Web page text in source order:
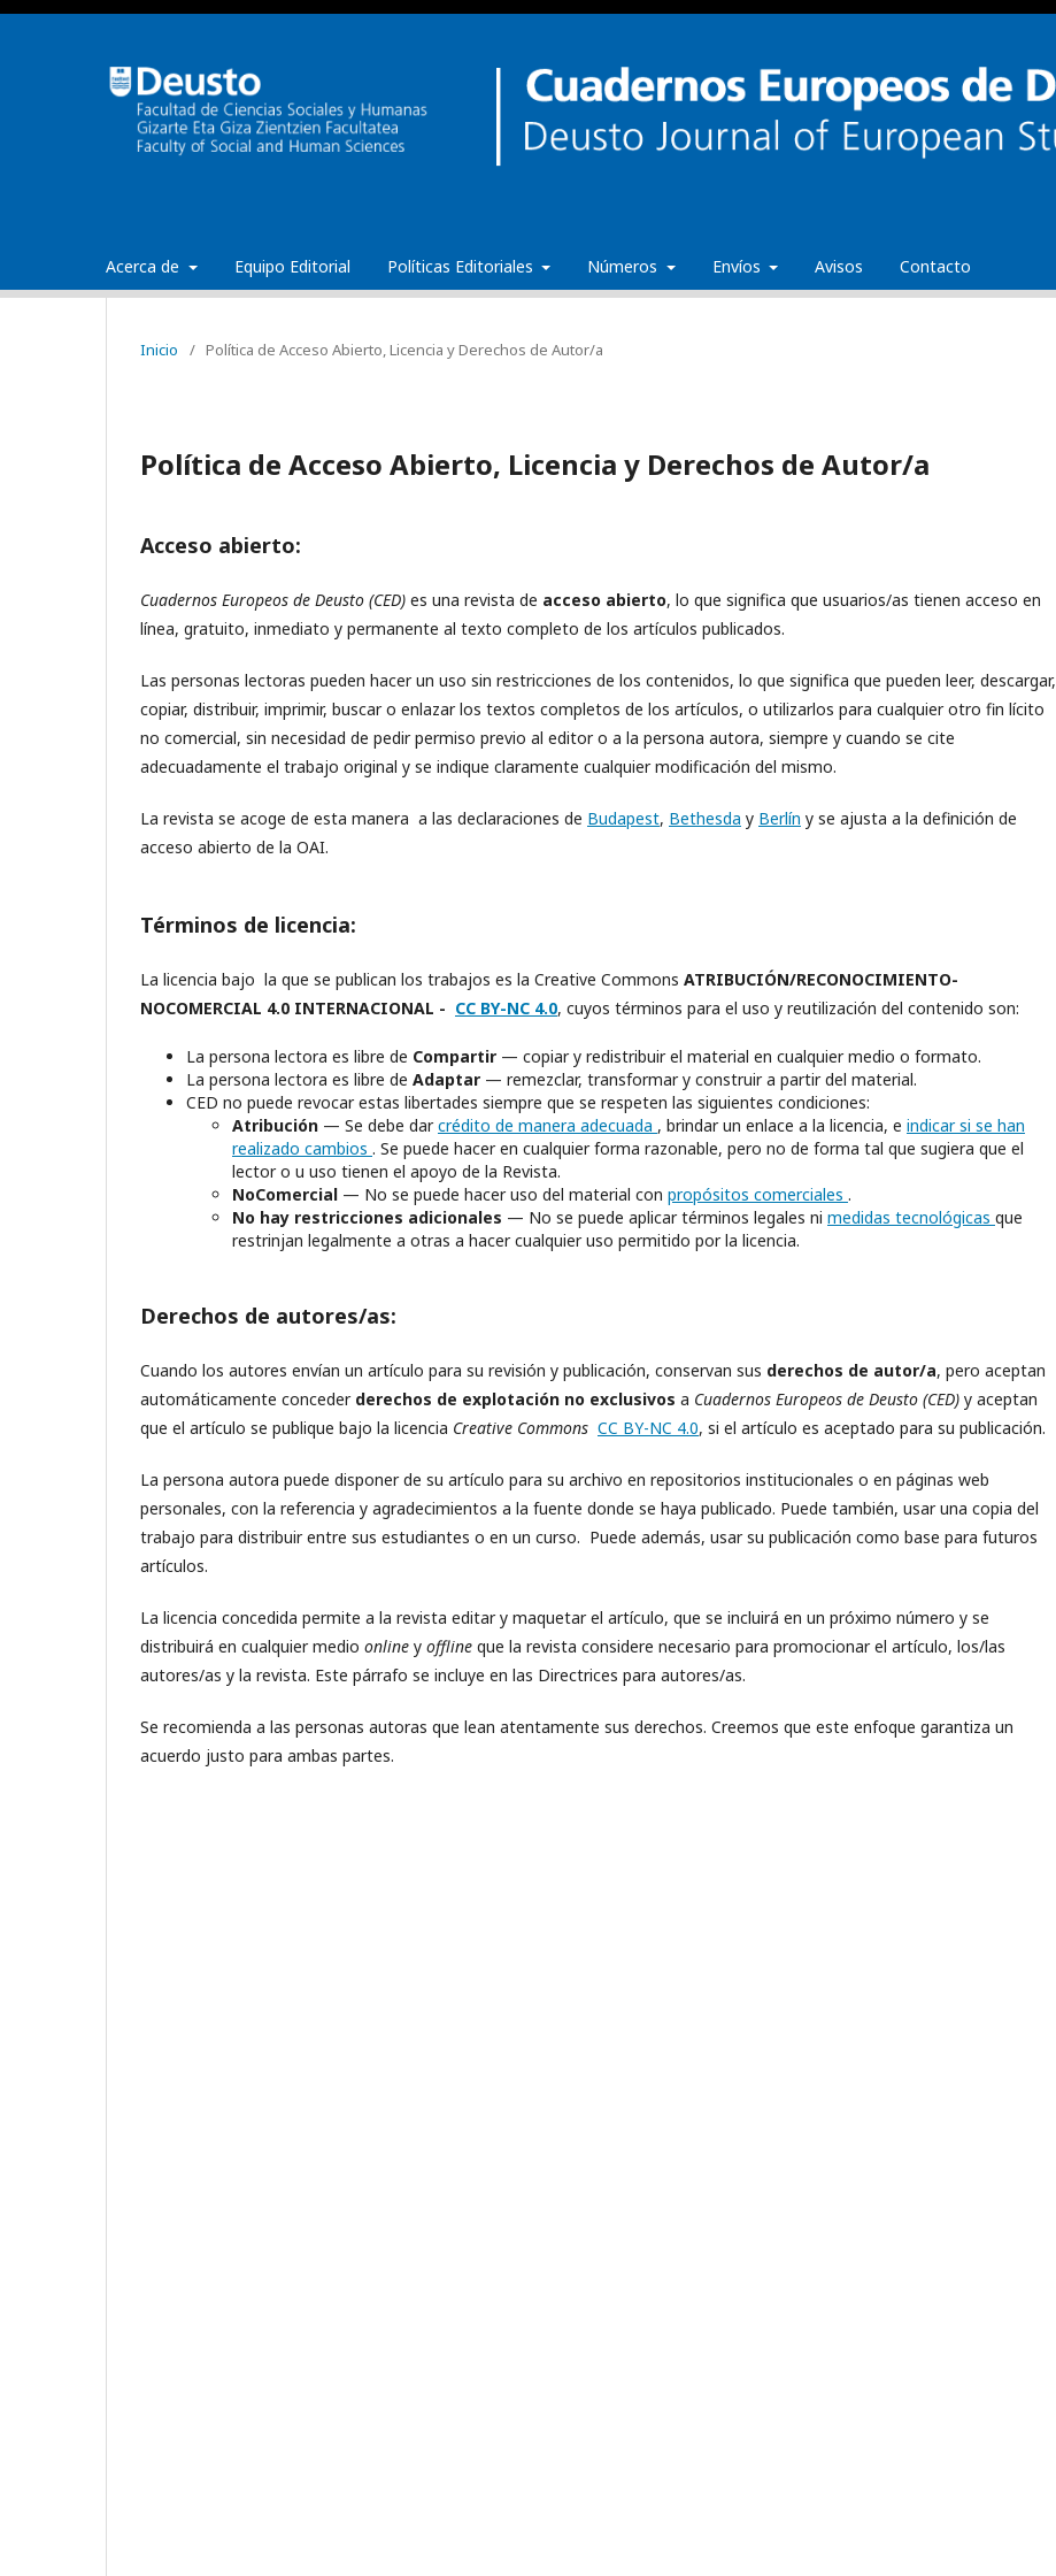
Acerca de Equipo Editorial Políticas Editoriales Números Envíos Avisos Contacto
Inicio / Política de Acceso Abierto, Licencia y Derechos de Autor/a
Política de Acceso Abierto, Licencia y Derechos de Autor/a
Acceso abierto:
Cuadernos Europeos de Deusto (CED) es una revista de acceso abierto, lo que significa que usuarios/as tienen acceso en
línea, gratuito, inmediato y permanente al texto completo de los artículos publicados.
Las personas lectoras pueden hacer un uso sin restricciones de los contenidos, lo que significa que pueden leer, descargar,
copiar, distribuir, imprimir, buscar o enlazar los textos completos de los artículos, o utilizarlos para cualquier otro fin lícito
no comercial, sin necesidad de pedir permiso previo al editor o a la persona autora, siempre y cuando se cite
adecuadamente el trabajo original y se indique claramente cualquier modificación del mismo.
La revista se acoge de esta manera a las declaraciones de Budapest, Bethesda y Berlín y se ajusta a la definición de
acceso abierto de la OAI.
Términos de licencia:
La licencia bajo la que se publican los trabajos es la Creative Commons ATRIBUCIÓN/RECONOCIMIENTO-
NOCOMERCIAL 4.0 INTERNACIONAL - CC BY-NC 4.0, cuyos términos para el uso y reutilización del contenido son:
La persona lectora es libre de Compartir — copiar y redistribuir el material en cualquier medio o formato.
La persona lectora es libre de Adaptar — remezclar, transformar y construir a partir del material.
CED no puede revocar estas libertades siempre que se respeten las siguientes condiciones:
Atribución — Se debe darcrédito de manera adecuada , brindar un enlace a la licencia, e indicar si se han
realizado cambios . Se puede hacer en cualquier forma razonable, pero no de forma tal que sugiera que el
lector o u uso tienen el apoyo de la Revista.
NoComercial — No se puede hacer uso del material con propósitos comerciales .
No hay restricciones adicionales — No se puede aplicar términos legales ni medidas tecnológicas que
restrinjan legalmente a otras a hacer cualquier uso permitido por la licencia.
Derechos de autores/as:
Cuando los autores envían un artículo para su revisión y publicación, conservan sus derechos de autor/a, pero aceptan
automáticamente conceder derechos de explotación no exclusivos a Cuadernos Europeos de Deusto (CED) y aceptan
que el artículo se publique bajo la licencia Creative Commons CC BY-NC 4.0, si el artículo es aceptado para su publicación.
La persona autora puede disponer de su artículo para su archivo en repositorios institucionales o en páginas web
personales, con la referencia y agradecimientos a la fuente donde se haya publicado. Puede también, usar una copia del
trabajo para distribuir entre sus estudiantes o en un curso. Puede además, usar su publicación como base para futuros
artículos.
La licencia concedida permite a la revista editar y maquetar el artículo, que se incluirá en un próximo número y se
distribuirá en cualquier medio online y offline que la revista considere necesario para promocionar el artículo, los/las
autores/as y la revista. Este párrafo se incluye en las Directrices para autores/as.
Se recomienda a las personas autoras que lean atentamente sus derechos. Creemos que este enfoque garantiza un
acuerdo justo para ambas partes.